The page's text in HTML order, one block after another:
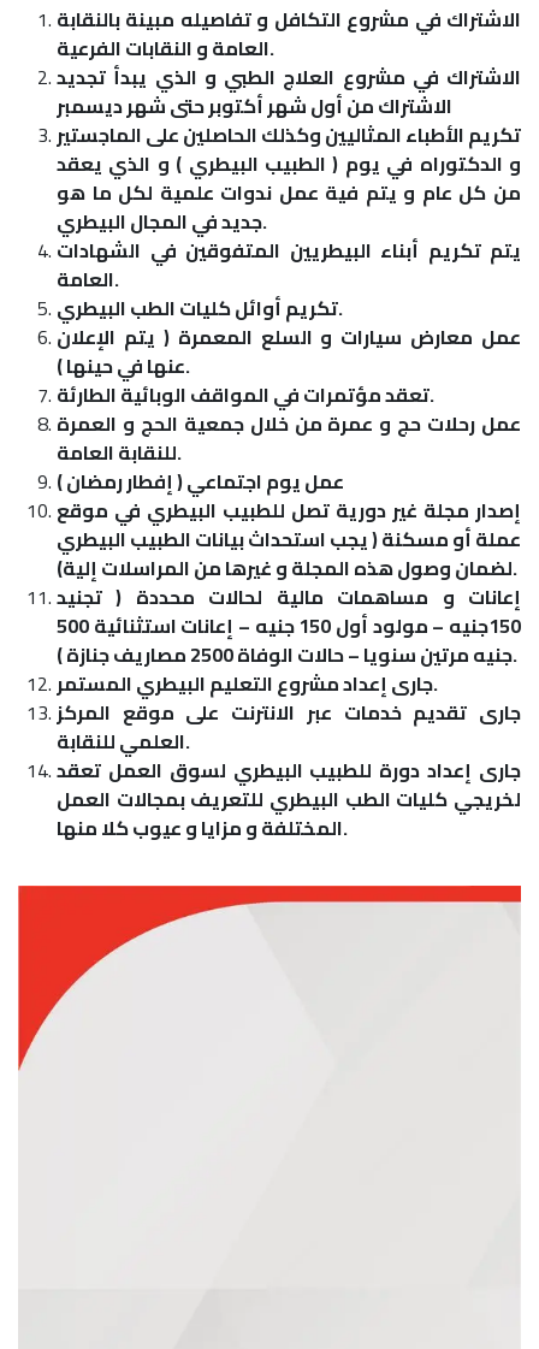
الاشتراك في مشروع التكافل و تفاصيله مبينة بالنقابة
العامة و النقابات الفرعية.
الاشتراك في مشروع العلاج الطبي و الذي يبدأ تجديد
الاشتراك من أول شهر أكتوبر حتى شهر ديسمبر
تكريم الأطباء المثاليين وكذلك الحاصلين على الماجستير
و الدكتوراه في يوم ( الطبيب البيطري ) و الذي يعقد
من كل عام و يتم فية عمل ندوات علمية لكل ما هو
جديد في المجال البيطري.
يتم تكريم أبناء البيطريين المتفوقين في الشهادات
العامة.
تكريم أوائل كليات الطب البيطري.
عمل معارض سيارات و السلع المعمرة ( يتم الإعلان
عنها في حينها ).
تعقد مؤتمرات في المواقف الوبائية الطارئة.
عمل رحلات حج و عمرة من خلال جمعية الحج و العمرة
للنقابة العامة.
عمل يوم اجتماعي ( إفطار رمضان )
إصدار مجلة غير دورية تصل للطبيب البيطري في موقع
عملة أو مسكنة ( يجب استحداث بيانات الطبيب البيطري
لضمان وصول هذه المجلة و غيرها من المراسلات إلية).
إعانات و مساهمات مالية لحالات محددة ( تجنيد
150جنيه – مولود أول 150 جنيه – إعانات استثنائية 500
جنيه مرتين سنويا – حالات الوفاة 2500 مصاريف جنازة ).
جارى إعداد مشروع التعليم البيطري المستمر.
جارى تقديم خدمات عبر الانترنت على موقع المركز
العلمي للنقابة.
جارى إعداد دورة للطبيب البيطري لسوق العمل تعقد
لخريجي كليات الطب البيطري للتعريف بمجالات العمل
المختلفة و مزايا و عيوب كلا منها.